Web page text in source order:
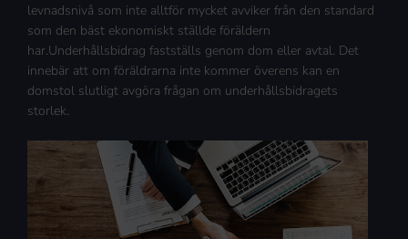
levnadsnivå som inte alltför mycket avviker från den standard
som den bäst ekonomiskt ställde föräldern
har.Underhållsbidrag fastställs genom dom eller avtal. Det
innebär att om föräldrarna inte kommer överens kan en
domstol slutligt avgöra frågan om underhållsbidragets
storlek.